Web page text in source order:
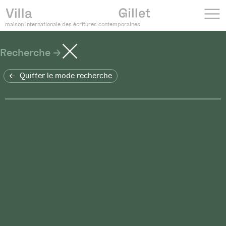
maison internationale des écritures contemporaines
Recherche
Quitter le mode recherche